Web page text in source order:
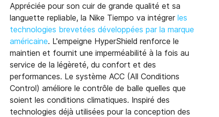
Appréciée pour son cuir de grande qualité et sa
languette repliable, la Nike Tiempo va intégrer les
technologies brevetées développées par la marque
américaine. L'empeigne HyperShield renforce le
maintien et fournit une imperméabilité à la fois au
service de la légèreté, du confort et des
performances. Le système ACC (All Conditions
Control) améliore le contrôle de balle quelles que
soient les conditions climatiques. Inspiré des
technologies déjà utilisées pour la conception des